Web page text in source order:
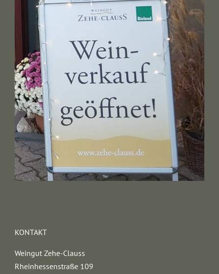
KONTAKT
Weingut Zehe-Clauss
Rheinhessenstraße 109